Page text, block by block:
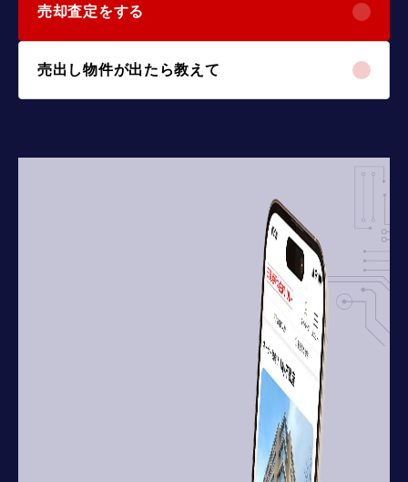
売却査定をする
売出し物件が出たら教えて